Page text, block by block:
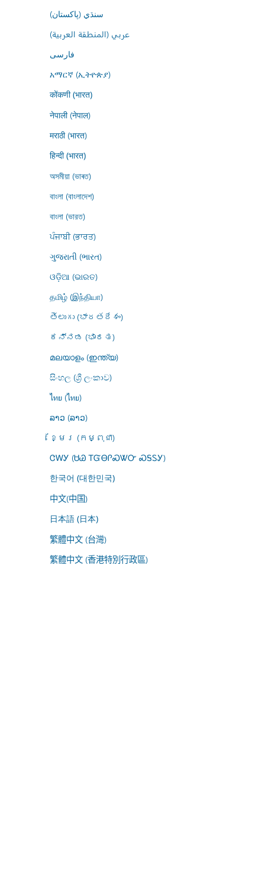
سنڌي (پاکستان)
عربي (المنطقة العربية)
فارسى
አማርኛ (ኢትዮጵያ)
कोंकणी (भारत)
नेपाली (नेपाल)
मराठी (भारत)
हिन्दी (भारत)
অসমীয়া (ভাৰত)
বাংলা (বাংলাদেশ)
বাংলা (ভারত)
ਪੰਜਾਬੀ (ਭਾਰਤ)
ગુજરાતી (ભારત)
ଓଡ଼ିଆ (ଭାରତ)
தமிழ் (இந்தியா)
తెలుగు (భారతదేశం)
ಕನ್ನಡ (ಭಾರತ)
മലയാളം (ഇന്ത്യ)
සිංහල (ශ්‍රී ලංකාව)
ไทย (ไทย)
ລາວ (ລາວ)
ខ្មែរ (កម្ពុជា)
ᏣᎳᎩ (ᏌᏊ ᎢᏳᎾᎵᏍᏔᏅ ᏍᎦᏚᎩ)
한국어 (대한민국)
中文(中国)
日本語 (日本)
繁體中文 (台灣)
繁體中文 (香港特別行政區)